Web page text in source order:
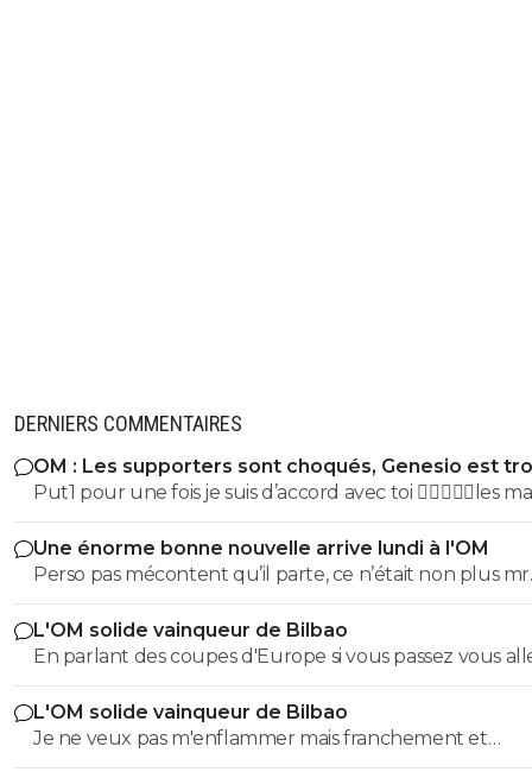
DERNIERS COMMENTAIRES
OM : Les supporters sont choqués, Genesio est
fort
Put1 pour une fois je suis d’accord avec toi 😵‍💫😵‍💫🧐les
de préparation c’est uniquement pour gratter du
jeu et se mettre en jambes mais le vrai test sera face a
strasbourg dans 15 jours …. Là, il n’y a rien a prédire ca
match de prépa
Une énorme bonne nouvelle arrive lundi à l'OM
Perso pas mécontent qu’il parte, ce n’était non plus mr
Secure quand il était sur le terrain , on a surtout de la
qu’il soit argentin parce que si il avait été suédois suisse
roumain l’OM pouvait retirer le 2 devant le 5
L'OM solide vainqueur de Bilbao
En parlant des coupes d'Europe si vous passez vous
prendre une branle sur le terrain et dans les tribunes
les turcs
L'OM solide vainqueur de Bilbao
Je ne veux pas m'enflammer mais franchement et
objectivement cette équipe m'a séduit hier a part